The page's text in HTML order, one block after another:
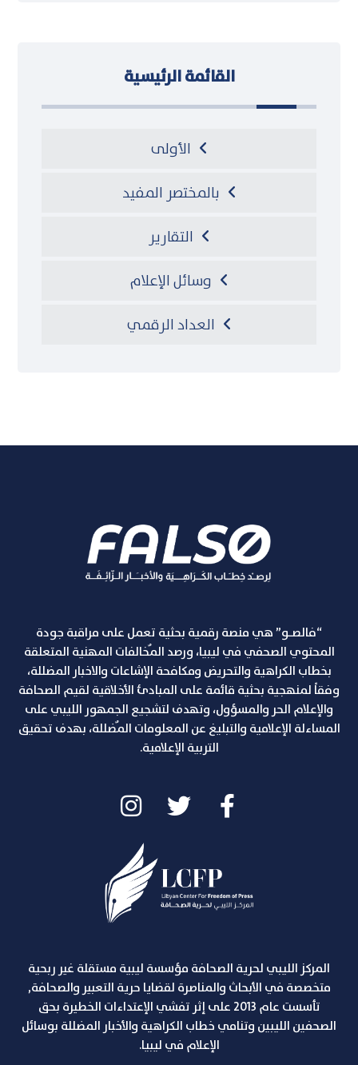
القائمة الرئيسية
الأولى
بالمختصر المفيد
التقارير
وسائل الإعلام
العداد الرقمي
“فالصـو” هي منصة رقمية بحثية تعمل على مراقبة جودة
المحتوي الصحفي في ليبيا، ورصد المٌخالفات المهنية المتعلقة
بخطاب الكراهية والتحريض ومكافحة الإشاعات والاخبار المضللة،
وفقاً لمنهجية بحثية قائمة على المبادئ الأخلاقية لقيم الصحافة
والإعلام الحر والمسؤول، وتهدف لتشجيع الجمهور الليبي على
المساءلة الإعلامية والتبليغ عن المعلومات المٌضللة، بهدف تحقيق
التربية الإعلامية.
المركز الليبي لحرية الصحافة مؤسسة ليبية مستقلة غير ربحية
متخصصة في الأبحاث والمناصرة لقضايا حرية التعبير والصحافة,
تأسست عام 2013 على إثر تفشي الإعتداءات الخطيرة بحق
الصحفين الليبين وتنامي خطاب الكراهية والأخبار المضللة بوسائل
الإعلام في ليبيا.